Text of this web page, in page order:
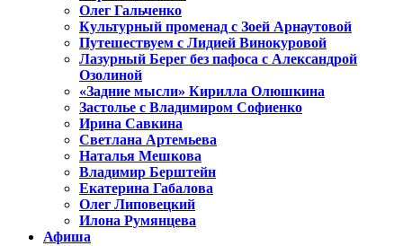
Олег Гальченко
Культурный променад с Зоей Арнаутовой
Путешествуем с Лидией Винокуровой
Лазурный Берег без пафоса с Александрой
Озолиной
«Задние мысли» Кирилла Олюшкина
Застолье с Владимиром Софиенко
Ирина Савкина
Светлана Артемьева
Наталья Мешкова
Владимир Берштейн
Екатерина Габалова
Олег Липовецкий
Илона Румянцева
Афиша